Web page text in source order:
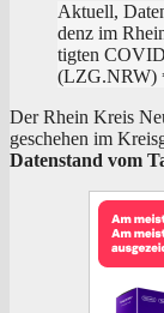
Aktu­ell,
denz im
tig­ten
(LZG.NRW)
Der Rhein Kreis
ge­sche­hen im
Daten­stand vom